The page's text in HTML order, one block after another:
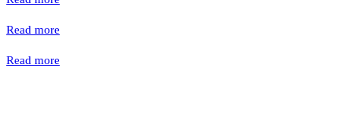
Read more
Read more